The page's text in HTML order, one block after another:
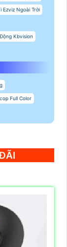
Ezviz Ngoài Trời
Kbvision
Full Color